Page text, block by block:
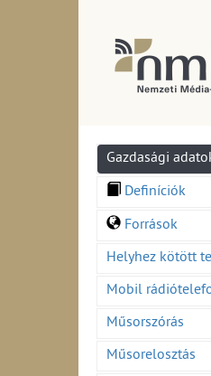
Gazdasági
Definíciók
Források
Helyhez kötött
Mobil
Műsorszórás
Műsorelosztás